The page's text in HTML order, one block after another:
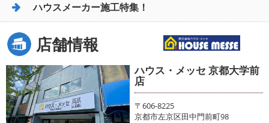
ハウスメーカー施工特集！
店舗情報
ハウス・メッセ 京都大学前
店
〒606-8225
京都市左京区田中門前町98